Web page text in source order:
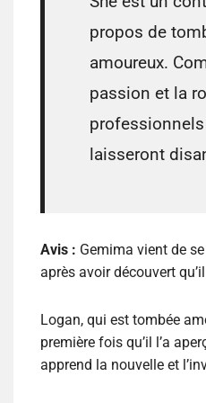
propos de
amoureux.
passion et la
laisseront
Avis : Gemima vient de
après avoir découvert
Logan, qui est tombée
première fois qu’il l’a
apprend la nouvelle et